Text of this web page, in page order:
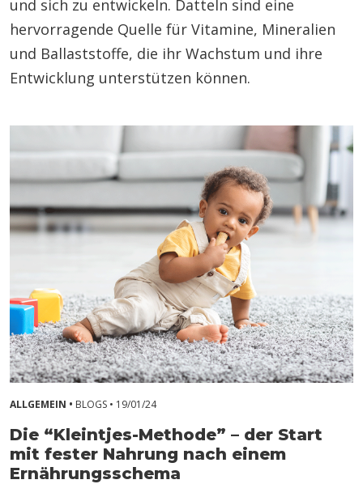
und sich zu entwickeln. Datteln sind eine
hervorragende Quelle für Vitamine, Mineralien
und Ballaststoffe, die ihr Wachstum und ihre
Entwicklung unterstützen können.
ALLGEMEIN • BLOGS • 19/01/24
Die “Kleintjes-Methode” – der Start
mit fester Nahrung nach einem
Ernährungsschema